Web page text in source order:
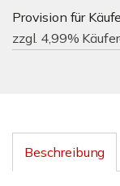
Provision für
zzgl. 4,99%
Beschreibung